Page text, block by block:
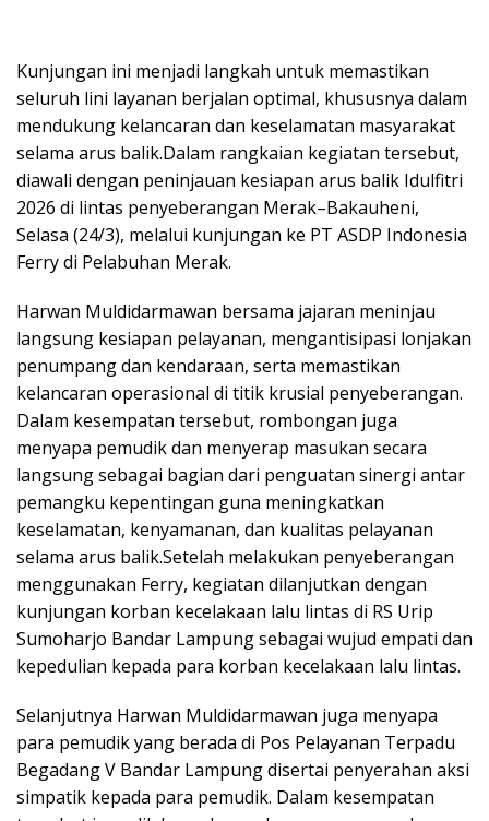
Kunjungan ini menjadi langkah untuk memastikan
seluruh lini layanan berjalan optimal, khususnya dalam
mendukung kelancaran dan keselamatan masyarakat
selama arus balik.Dalam rangkaian kegiatan tersebut,
diawali dengan peninjauan kesiapan arus balik Idulfitri
2026 di lintas penyeberangan Merak–Bakauheni,
Selasa (24/3), melalui kunjungan ke PT ASDP Indonesia
Ferry di Pelabuhan Merak.
Harwan Muldidarmawan bersama jajaran meninjau
langsung kesiapan pelayanan, mengantisipasi lonjakan
penumpang dan kendaraan, serta memastikan
kelancaran operasional di titik krusial penyeberangan.
Dalam kesempatan tersebut, rombongan juga
menyapa pemudik dan menyerap masukan secara
langsung sebagai bagian dari penguatan sinergi antar
pemangku kepentingan guna meningkatkan
keselamatan, kenyamanan, dan kualitas pelayanan
selama arus balik.Setelah melakukan penyeberangan
menggunakan Ferry, kegiatan dilanjutkan dengan
kunjungan korban kecelakaan lalu lintas di RS Urip
Sumoharjo Bandar Lampung sebagai wujud empati dan
kepedulian kepada para korban kecelakaan lalu lintas.
Selanjutnya Harwan Muldidarmawan juga menyapa
para pemudik yang berada di Pos Pelayanan Terpadu
Begadang V Bandar Lampung disertai penyerahan aksi
simpatik kepada para pemudik. Dalam kesempatan